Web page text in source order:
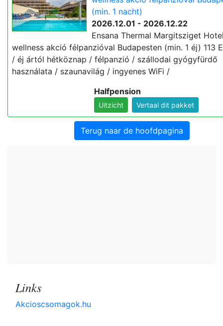
(min. 1 nacht)
2026.12.01 - 2026.12.22
Ensana Thermal Margitsziget
wellness akció félpanzióval Budapesten (min. 1 éj) 113
/ éj ártól hétköznap / félpanzió / szállodai gyógyfürdő
használata / szaunavilág / ingyenes WiFi /
Halfpension
Uitzicht Vertaal dit pakket
Terug naar de hoofdpagina
Links
Akcioscsomagok.hu